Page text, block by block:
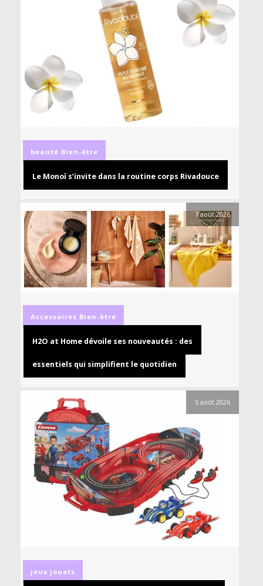
beauté Bien-être
Le Monoï s’invite dans la routine corps Rivadouce
7 août 2026
Accessoires Bien-être
H2O at Home dévoile ses nouveautés : des
essentiels qui simplifient le quotidien
5 août 2026
jeux jouets